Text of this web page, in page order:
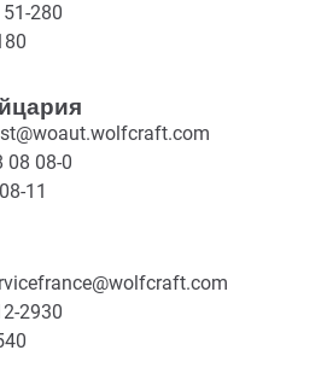
280
08 08-0
11
2930